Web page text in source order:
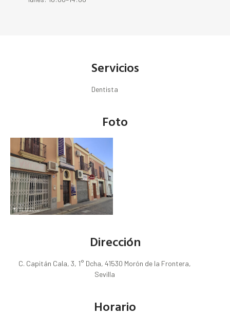
Servicios
Dentista
Foto
Dirección
C. Capitán Cala, 3, 1° Dcha, 41530 Morón de la Frontera,
Sevilla
Horario